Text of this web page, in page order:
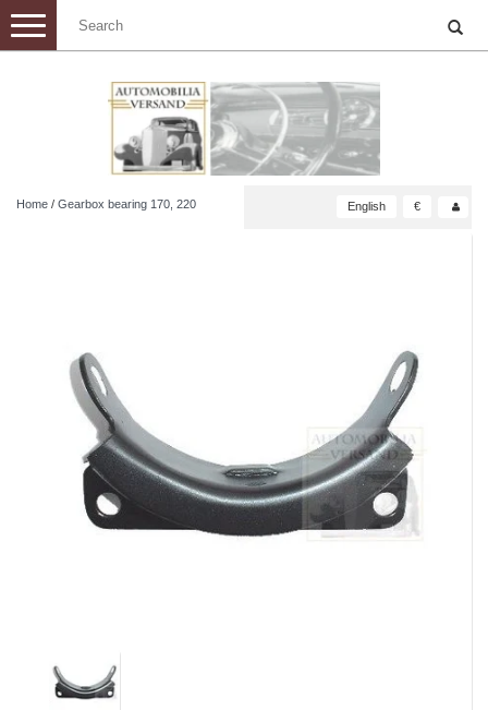
Toggle
navigation
Home / Gearbox bearing 170, 220 English €